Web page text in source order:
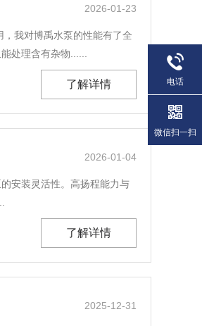
2026-01-23
我对博禹水泵的性能有了全
处理含有杂物......
了解详情
2026-01-04
安装灵活性。‌‌高扬程能力与
了解详情
2025-12-31
电话
微信扫一扫